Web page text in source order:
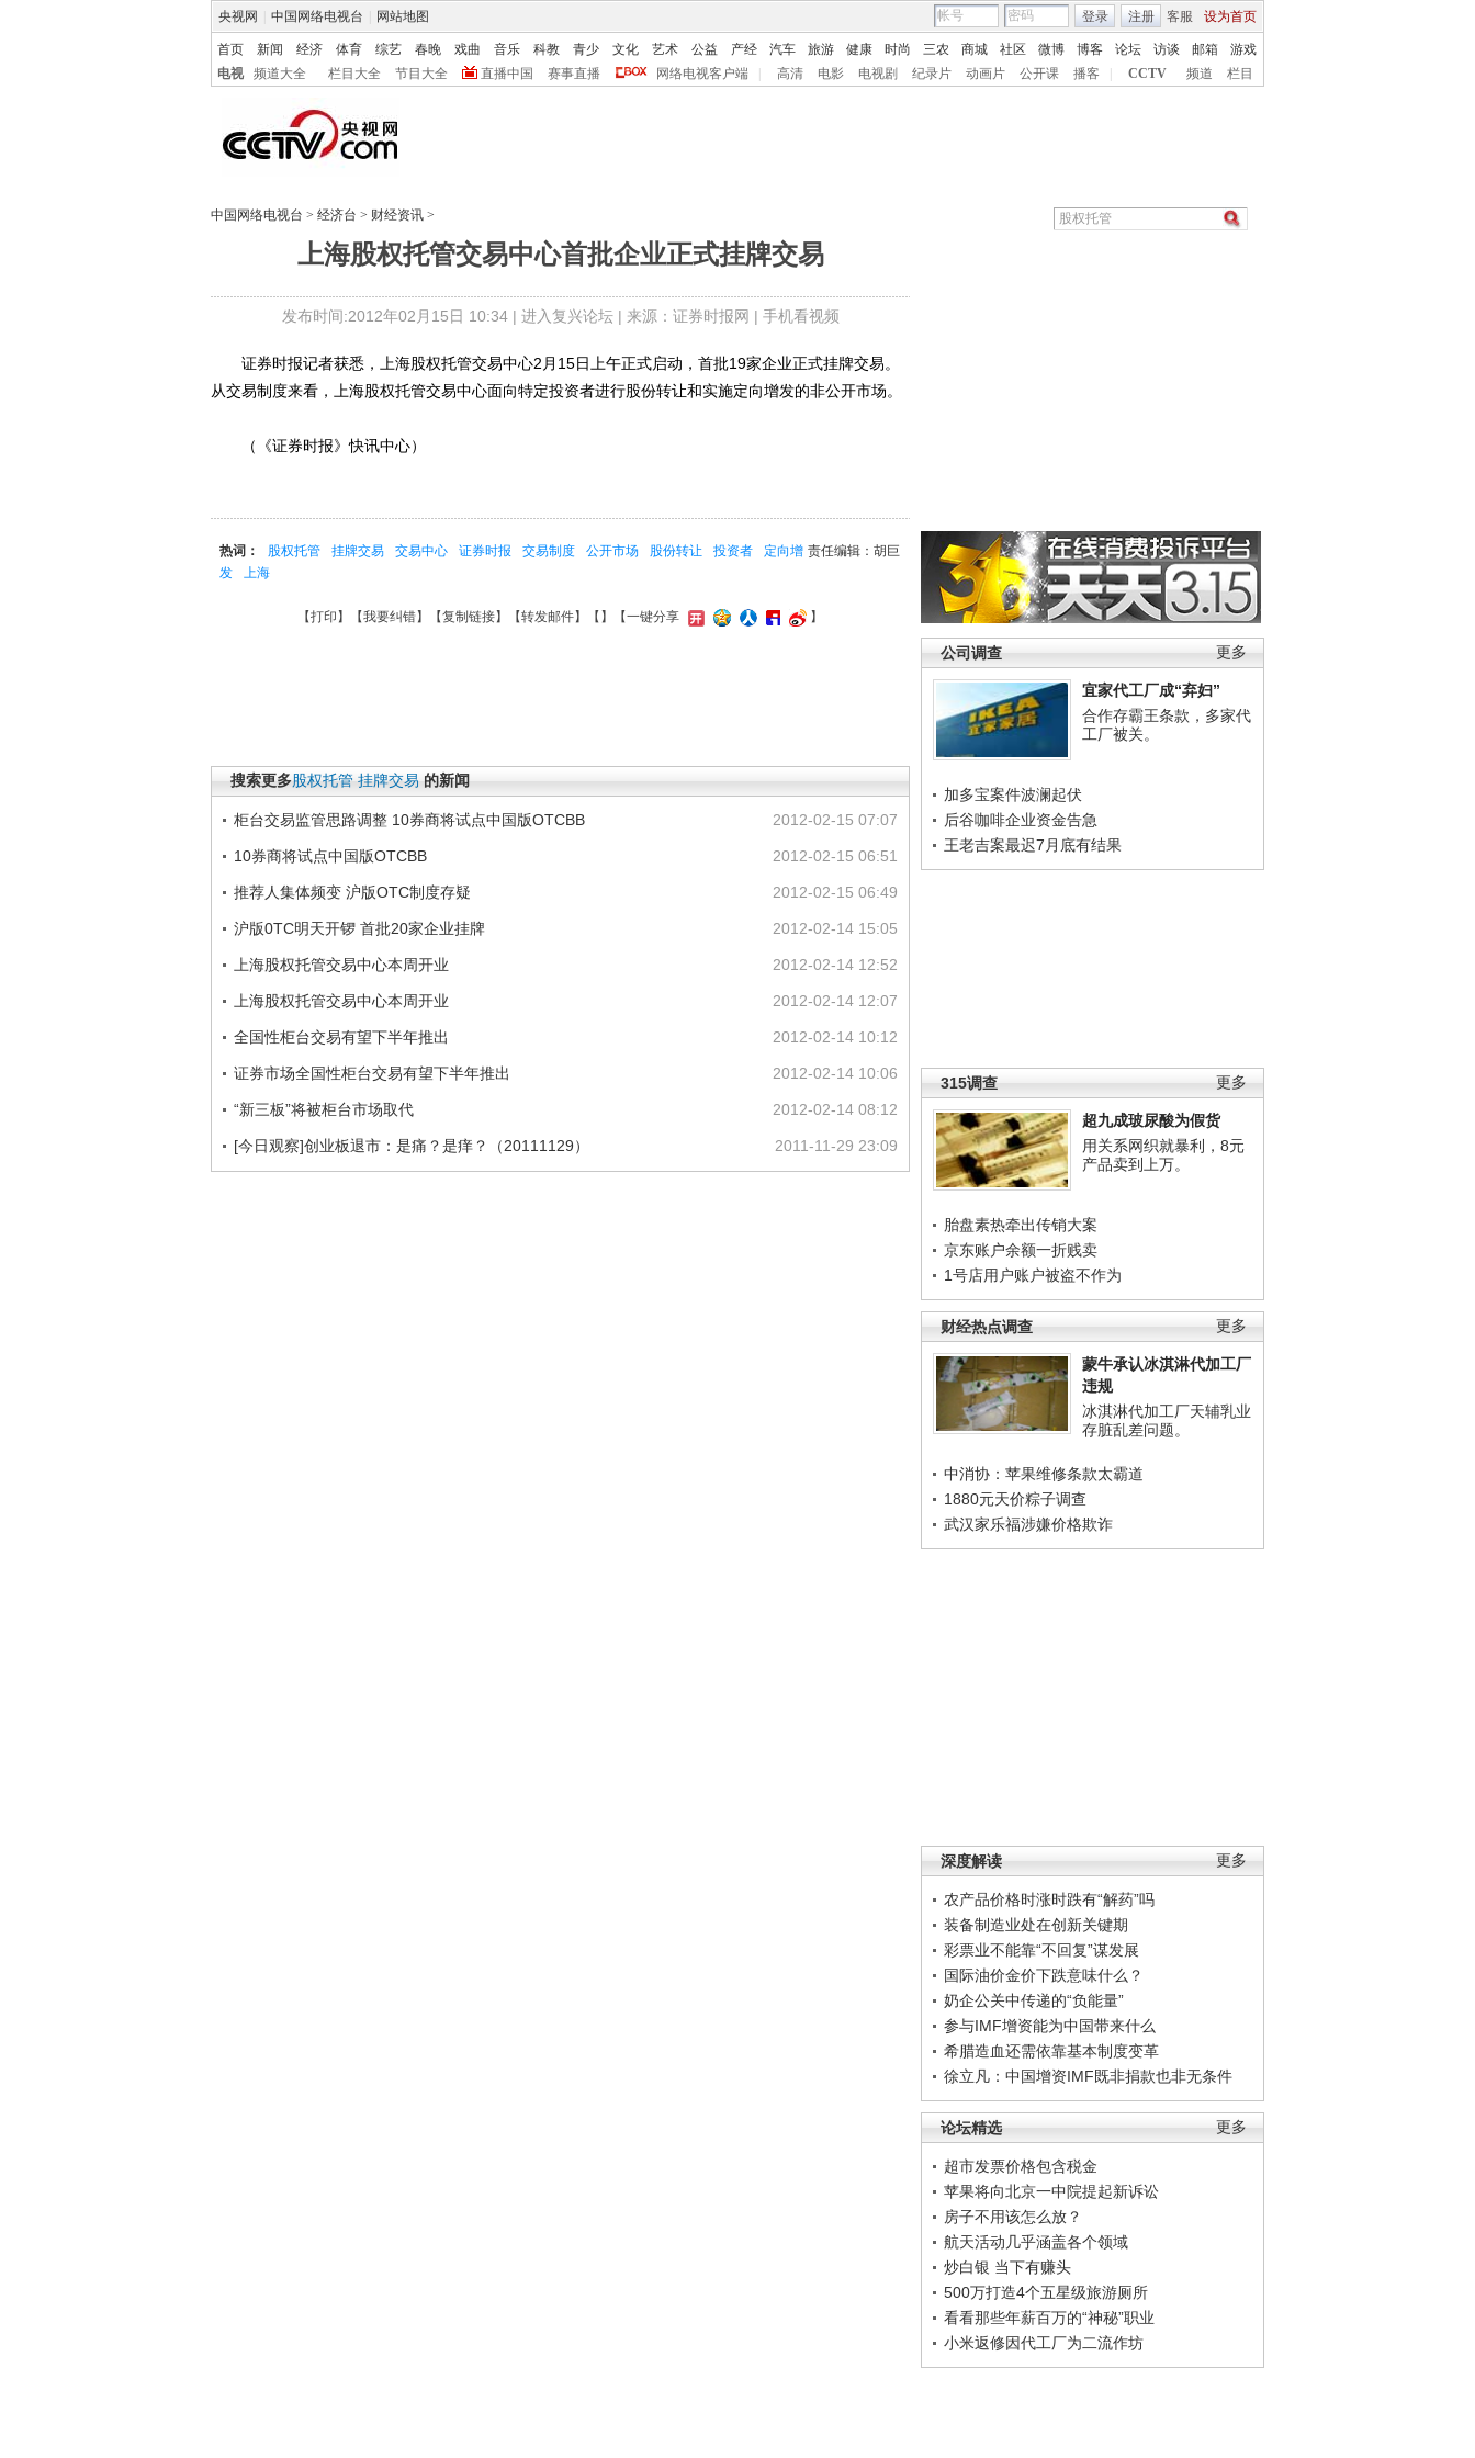
央视网 中国网络电视台 网站地图 客服 设为首页
登录 注册
首页 新闻 经济 体育 综艺 春晚 戏曲 音乐 科教 青少 文化 艺术 公益 产经 汽车 旅游 健康 时尚 三农 商城 社区 微博 博客 论坛 访谈 邮箱
游戏
电视
频道大全 栏目大全 节目大全 直播中国 赛事直播 网络电视客户端 高清 电影 电视剧 纪录片 动画片 公开课 播客 CCTV 频道 栏目
中国网络电视台 > 经济台 > 财经资讯 >
上海股权托管交易中心首批企业正式挂牌交易
发布时间:2012年02月15日 10:34 | 进入复兴论坛| 来源：证券时报网 | 手机看视频
更多
公司调查
宜家代工厂成“弃妇”
合作存霸王条款，多家代
工厂被关。
加多宝案件波澜起伏
后谷咖啡企业资金告急
王老吉案最迟7月底有结果
更多
315调查
超九成玻尿酸为假货
用关系网织就暴利，8元
产品卖到上万。
胎盘素热牵出传销大案
京东账户余额一折贱卖
1号店用户账户被盗不作为
更多
财经热点调查
蒙牛承认冰淇淋代加工厂
违规
冰淇淋代加工厂天辅乳业
存脏乱差问题。
中消协：苹果维修条款太霸道
1880元天价粽子调查
武汉家乐福涉嫌价格欺诈
更多
深度解读
农产品价格时涨时跌有“解药”吗
装备制造业处在创新关键期
彩票业不能靠“不回复”谋发展
国际油价金价下跌意味什么？
奶企公关中传递的“负能量”
参与IMF增资能为中国带来什么
希腊造血还需依靠基本制度变革
徐立凡：中国增资IMF既非捐款也非无条件
更多
论坛精选
超市发票价格包含税金
苹果将向北京一中院提起新诉讼
房子不用该怎么放？
航天活动几乎涵盖各个领域
炒白银 当下有赚头
500万打造4个五星级旅游厕所
看看那些年薪百万的“神秘”职业
小米返修因代工厂为二流作坊
证券时报记者获悉，上海股权托管交易中心2月15日上午正式启动，首批19家企业正式挂牌交易。
从交易制度来看，上海股权托管交易中心面向特定投资者进行股份转让和实施定向增发的非公开市场。
（《证券时报》快讯中心）
责任编辑：胡巨
热词： 股权托管 挂牌交易 交易中心 证券时报 交易制度 公开市场 股份转让 投资者
定向增
发
上海
【打印 】【我要纠错】【复制链接】【转发邮件】【 】 【一键分享 】
搜索更多股权托管 挂牌交易 的新闻
2012-02-15 07:07
柜台交易监管思路调整 10券商将试点中国版OTCBB
2012-02-15 06:51
10券商将试点中国版OTCBB
2012-02-15 06:49
推荐人集体频变 沪版OTC制度存疑
2012-02-14 15:05
沪版0TC明天开锣 首批20家企业挂牌
2012-02-14 12:52
上海股权托管交易中心本周开业
2012-02-14 12:07
上海股权托管交易中心本周开业
2012-02-14 10:12
全国性柜台交易有望下半年推出
2012-02-14 10:06
证券市场全国性柜台交易有望下半年推出
2012-02-14 08:12
“新三板”将被柜台市场取代
2011-11-29 23:09
[今日观察]创业板退市：是痛？是痒？（20111129）